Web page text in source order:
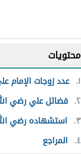
محتويات
١ عدد زوجات الإمام
٢ فضائل علي رضي
٣ استشهاده رضي
٤ المراجع